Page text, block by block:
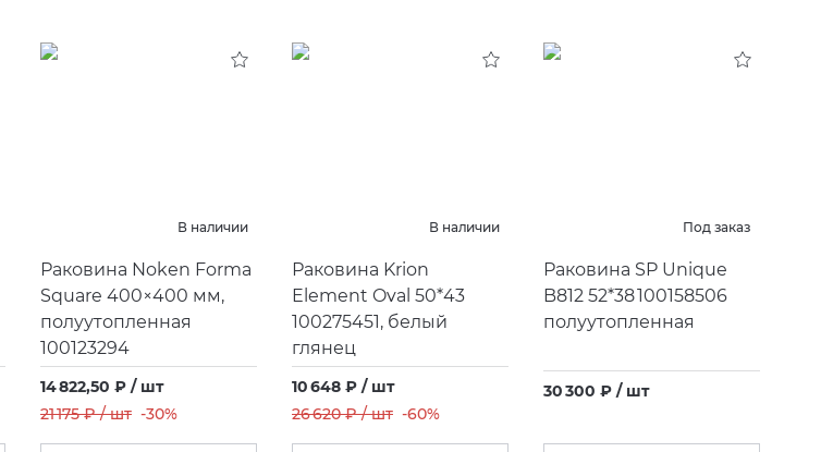
В наличии
Раковина Noken Forma
Square 400×400 мм,
полуутопленная
100123294
14 822,50 ₽ / шт
21 175 ₽ / шт -30%
В наличии
Раковина Krion
Element Oval 50*43
100275451, белый
глянец
10 648 ₽ / шт
26 620 ₽ / шт -60%
Под заказ
Раковина SP Unique
B812 52*38 100158506
полуутопленная
30 300 ₽ / шт